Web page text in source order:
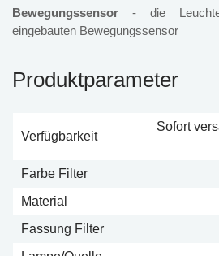
Bewegungssensor - die
eingebauten Bewegungssensor
Produktparameter
Verfügbarkeit
Sofort
Farbe Filter
Material
Fassung Filter